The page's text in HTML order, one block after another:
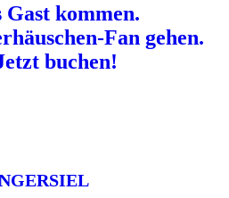
Gast kommen.
Fan gehen.
buchen!